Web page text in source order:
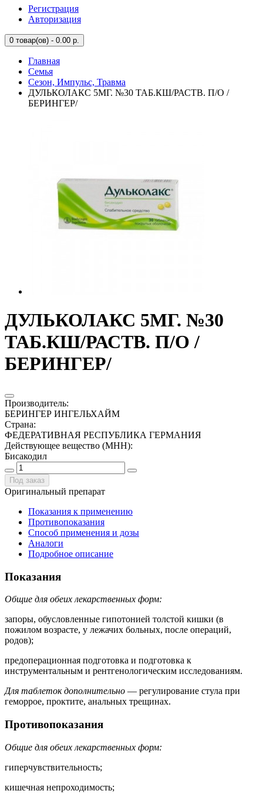
Регистрация
Авторизация
0 товар(ов) - 0.00 р.
Главная
Семья
Сезон, Импульс, Травма
ДУЛЬКОЛАКС 5МГ. №30 ТАБ.КШ/РАСТВ. П/О /
БЕРИНГЕР/
ДУЛЬКОЛАКС 5МГ. №30
ТАБ.КШ/РАСТВ. П/О /
БЕРИНГЕР/
Производитель:
БЕРИНГЕР ИНГЕЛЬХАЙМ
Страна:
ФЕДЕРАТИВНАЯ РЕСПУБЛИКА ГЕРМАНИЯ
Действующее вещество (МНН):
Бисакодил
Под заказ
Оригинальный препарат
Показания к применению
Противопоказания
Способ применения и дозы
Аналоги
Подробное описание
Показания
Общие для обеих лекарственных форм:
запоры, обусловленные гипотонией толстой кишки (в
пожилом возрасте, у лежачих больных, после операций,
родов);
предоперационная подготовка и подготовка к
инструментальным и рентгенологическим исследованиям.
Для таблеток дополнительно — регулирование стула при
геморрое, проктите, анальных трещинах.
Противопоказания
Общие для обеих лекарственных форм:
гиперчувствительность;
кишечная непроходимость;